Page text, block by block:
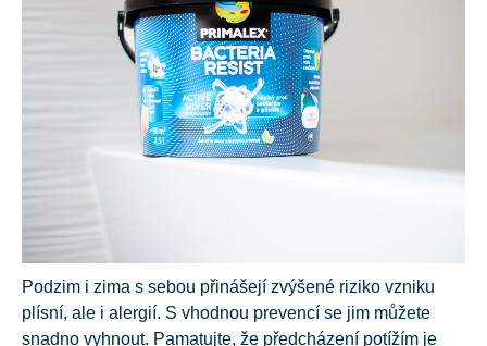
Podzim i zima s sebou přinášejí zvýšené riziko vzniku
plísní, ale i alergií. S vhodnou prevencí se jim můžete
snadno vyhnout. Pamatujte, že předcházení potížím je